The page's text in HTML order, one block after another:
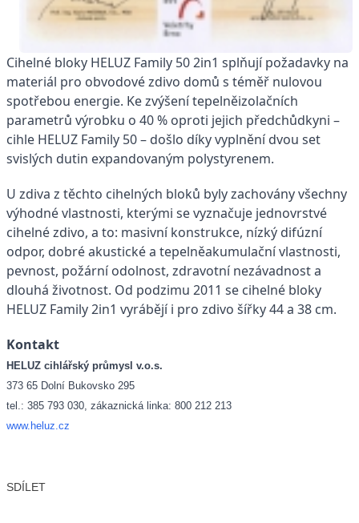
Cihelné bloky HELUZ Family 50 2in1 splňují požadavky na
materiál pro obvodové zdivo domů s téměř nulovou
spotřebou energie. Ke zvýšení tepelněizolačních
parametrů výrobku o 40 % oproti jejich předchůdkyni –
cihle HELUZ Family 50 – došlo díky vyplnění dvou set
svislých dutin expandovaným polystyrenem.
U zdiva z těchto cihelných bloků byly zachovány všechny
výhodné vlastnosti, kterými se vyznačuje jednovrstvé
cihelné zdivo, a to: masivní konstrukce, nízký difúzní
odpor, dobré akustické a tepelněakumulační vlastnosti,
pevnost, požární odolnost, zdravotní nezávadnost a
dlouhá životnost. Od podzimu 2011 se cihelné bloky
HELUZ Family 2in1 vyrábějí i pro zdivo šířky 44 a 38 cm.
Kontakt
HELUZ cihlářský průmysl v.o.s.
373 65 Dolní Bukovsko 295
tel.: 385 793 030, zákaznická linka: 800 212 213
www.heluz.cz
SDÍLET